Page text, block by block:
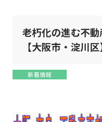
老朽化の進む不動
【大阪市・淀川区
新着情報